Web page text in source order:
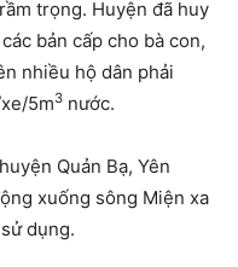
trọng. Huyện đã huy
bản cấp cho bà con,
nhiều hộ dân phải
5m3 nước.
Quản Bạ, Yên
xuống sông Miện xa
dụng.